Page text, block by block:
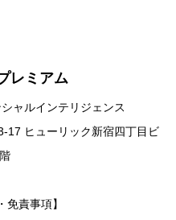
レミアム
ャルインテリジェンス
17 ヒューリック新宿四丁目ビ
免責事項】